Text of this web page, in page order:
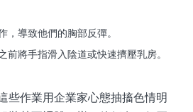
，導致他們的胸部反彈。
前將手指滑入陰道或快速擠壓乳房。
些作業用企業家心態抽搐色情明